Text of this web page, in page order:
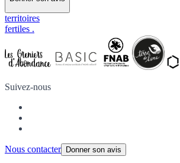
territoires
fertiles .
Suivez-nous
Nous contacter Donner son avis